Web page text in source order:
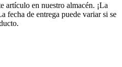
artículo en nuestro almacén. ¡La
fecha de entrega puede variar si se